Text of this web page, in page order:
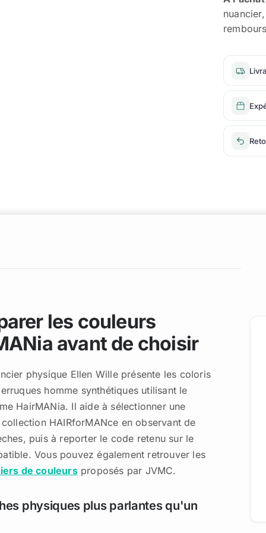
les couleurs
avant de choisir
physique Ellen Wille présente les coloris
homme synthétiques utilisant le
HairMANia. Il aide à sélectionner une
HAIRforMANce en observant de
puis à reporter le code retenu sur le
Vous pouvez également retrouver les
de couleursproposés par JVMC.
physiques plus parlantes qu'un